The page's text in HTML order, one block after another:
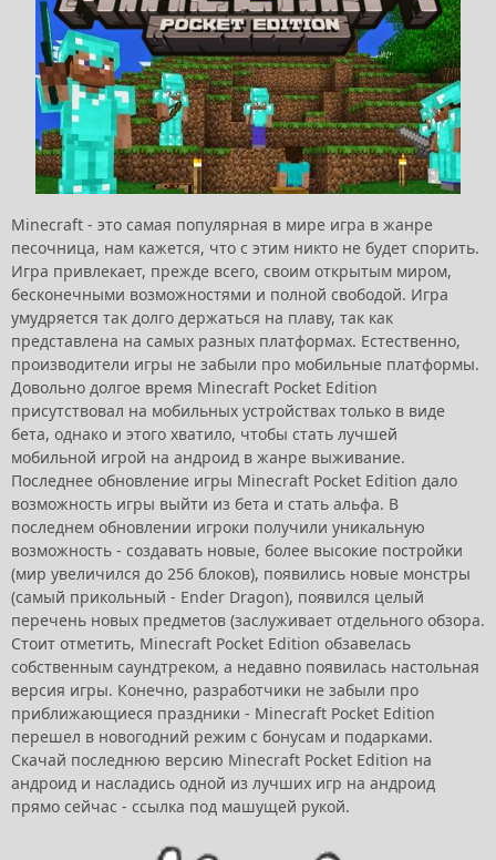
Minecraft - это самая популярная в мире игра в жанре
песочница, нам кажется, что с этим никто не будет спорить.
Игра привлекает, прежде всего, своим открытым миром,
бесконечными возможностями и полной свободой. Игра
умудряется так долго держаться на плаву, так как
представлена на самых разных платформах. Естественно,
производители игры не забыли про мобильные платформы.
Довольно долгое время Minecraft Pocket Edition
присутствовал на мобильных устройствах только в виде
бета, однако и этого хватило, чтобы стать лучшей
мобильной игрой на андроид в жанре выживание.
Последнее обновление игры Minecraft Pocket Edition дало
возможность игры выйти из бета и стать альфа. В
последнем обновлении игроки получили уникальную
возможность - создавать новые, более высокие постройки
(мир увеличился до 256 блоков), появились новые монстры
(самый прикольный - Ender Dragon), появился целый
перечень новых предметов (заслуживает отдельного обзора.
Стоит отметить, Minecraft Pocket Edition обзавелась
собственным саундтреком, а недавно появилась настольная
версия игры. Конечно, разработчики не забыли про
приближающиеся праздники - Minecraft Pocket Edition
перешел в новогодний режим с бонусам и подарками.
Скачай последнюю версию Minecraft Pocket Edition на
андроид и насладись одной из лучших игр на андроид
прямо сейчас - ссылка под машущей рукой.